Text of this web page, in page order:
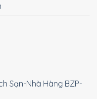
Sạn-Nhà Hàng BZP-